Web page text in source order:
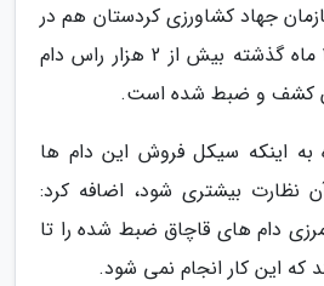
جهاد کشاورزی کردستان هم در
این جلسه گفت: طی 2 ماه گذشته بیش از 2 هزار راس دام
کشف و ضبط شده است.
به اینکه سیکل فروش این دام ها
نظارت بیشتری شود، اضافه کرد:
دام های قاچاق ضبط شده را تا
که این کار انجام نمی شود.